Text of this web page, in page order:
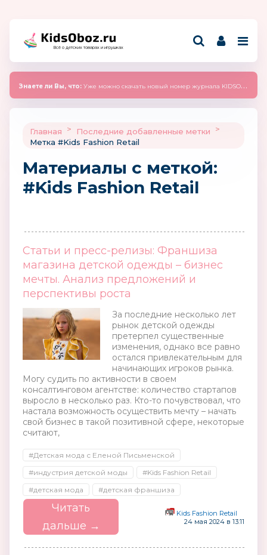
Всё о детских товарах и игрушках
Знаете ли Вы, что: Уже можно скачать новый номер журнала KIDSOBOZ 2025 (сентябрь)
Главная > Последние добавленные метки
>
Метка #Kids Fashion Retail
Материалы c меткой:
#Kids Fashion Retail
Статьи и пресс-релизы: Франшиза
магазина детской одежды – бизнес
мечты. Анализ предложений и
перспективы роста
За последние несколько лет
рынок детской одежды
претерпел существенные
изменения, однако все равно
остался привлекательным для
начинающих игроков рынка.
Могу судить по активности в своем
консалтинговом агентстве: количество стартапов
выросло в несколько раз. Кто-то почувствовал, что
настала возможность осуществить мечту – начать
свой бизнес в такой позитивной сфере, некоторые
считают,
#Детская мода с Еленой Письменской
#индустрия детской моды
#Kids Fashion Retail
#детская мода
#детская франшиза
Читать
дальше →
Kids Fashion Retail
24 мая 2024 в 13:11